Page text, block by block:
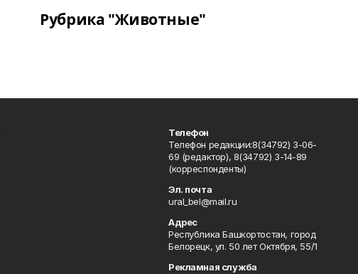
Рубрика "Животные"
Телефон
Телефон редакции:8(34792) 3-06-
69 (редактор), 8(34792) 3-14-89
(корреспонденты)
Эл. почта
ural_bel@mail.ru
Адрес
Республика Башкортостан, город
Белорецк, ул. 50 лет Октября, 55/1
Рекламная служба